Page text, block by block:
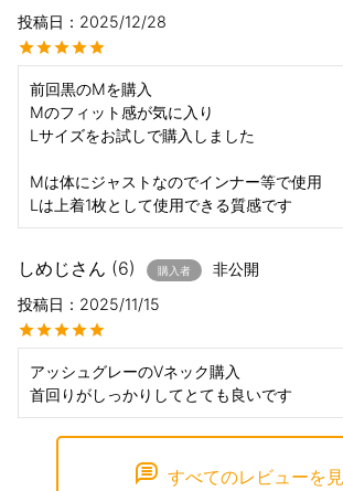
投稿日
2025/12/28
前回黒のMを購入
Mのフィット感が気に入り
Lサイズをお試しで購入しました
Mは体にジャストなのでインナー等で使用
Lは上着1枚として使用できる質感です
しめじ 6 購入者
非公開
投稿日
2025/11/15
アッシュグレーのVネック購入
首回りがしっかりしてとても良いです
すべてのレビューを